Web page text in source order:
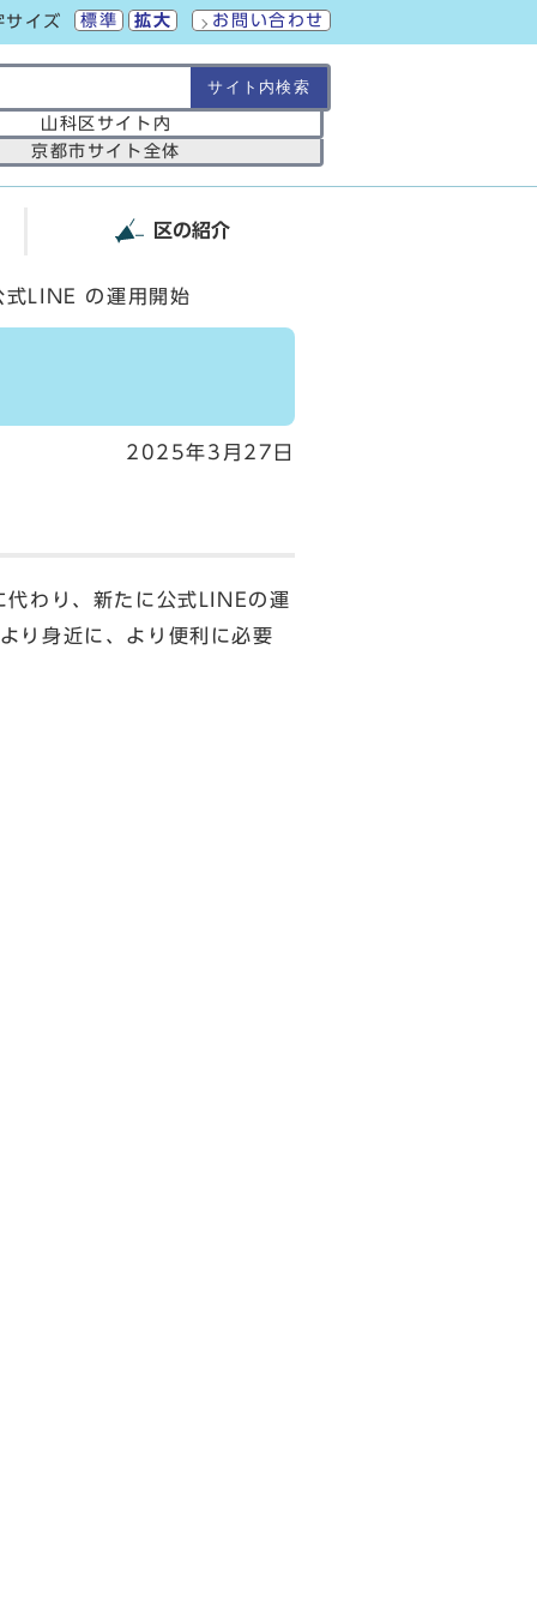
サイズ 標準 拡大 お問い合わせ
囲
山科区サイト内
京都市サイト全体
区の紹介
式LINE の運用開始
2025年3月27日
わり、新たに公式LINEの運
り身近に、より便利に必要